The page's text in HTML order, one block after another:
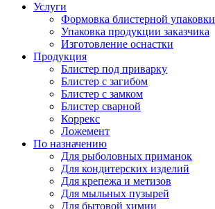
Услуги
Формовка блистерной упаковки
Упаковка продукции заказчика
Изготовление оснастки
Продукция
Блистер под приварку
Блистер с загибом
Блистер с замком
Блистер сварной
Коррекс
Ложемент
По назначению
Для рыболовных приманок
Для кондитерских изделий
Для крепежа и метизов
Для мыльных пузырей
Для бытовой химии